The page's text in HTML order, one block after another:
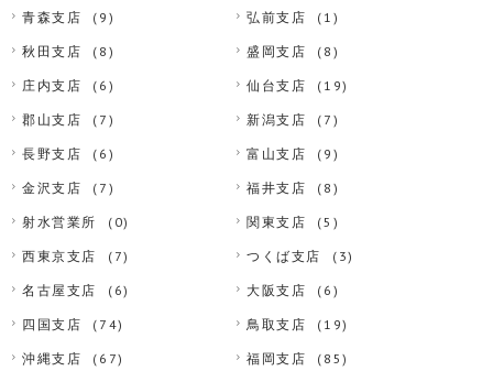
青森支店 (9) 弘前支店 (1)
秋田支店 (8) 盛岡支店 (8)
庄内支店 (6) 仙台支店 (19)
郡山支店 (7) 新潟支店 (7)
長野支店 (6) 富山支店 (9)
金沢支店 (7) 福井支店 (8)
射水営業所 (0) 関東支店 (5)
西東京支店 (7) つくば支店 (3)
名古屋支店 (6) 大阪支店 (6)
四国支店 (74) 鳥取支店 (19)
沖縄支店 (67) 福岡支店 (85)